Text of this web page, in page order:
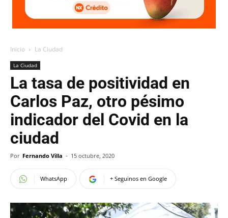
Inicio La Ciudad
La Ciudad
La tasa de positividad en
Carlos Paz, otro pésimo
indicador del Covid en la
ciudad
Por Fernando Villa - 15 octubre, 2020
WhatsApp + Seguinos en Google